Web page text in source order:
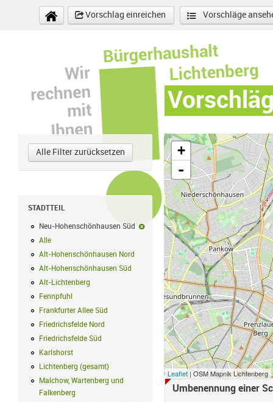
Direkt zum Inhalt
Vorschlag einreichen
Vorschläge
Alle Filter zurücksetzen
STADTTEIL
Neu-Hohenschönhausen Süd
Neu-Hohenschönhausen Süd-Filter
Alle
Alt-Hohenschönhausen Nord
Alt-Hohenschönhausen Nord Filter
Alt-Hohenschönhausen Süd
Alt-Hohenschönhausen Süd Filter
Alt-Lichtenberg Alt-Lichtenberg Filter anwenden
Fennpfuhl
Frankfurter Allee Süd
Frankfurter Allee Süd Filter anwenden
Friedrichsfelde Nord
Friedrichsfelde Nord Filter anwenden
Friedrichsfelde Süd
Friedrichsfelde Süd Filter anwenden
Karlshorst
Lichtenberg (gesamt) Lichtenberg (gesamt) Filter anwenden
Malchow, Wartenberg und
Falkenberg Malchow, Wartenberg und Falkenberg Filter anwenden
+
-
Leaflet| OSM Mapnik Lichtenberg
Umbenennung einer